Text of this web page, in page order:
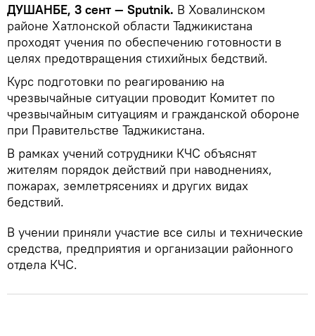
ДУШАНБЕ, 3 сент — Sputnik. В Ховалинском
районе Хатлонской области Таджикистана
проходят учения по обеспечению готовности в
целях предотвращения стихийных бедствий.
Курс подготовки по реагированию на
чрезвычайные ситуации проводит Комитет по
чрезвычайным ситуациям и гражданской обороне
при Правительстве Таджикистана.
В рамках учений сотрудники КЧС объяснят
жителям порядок действий при наводнениях,
пожарах, землетрясениях и других видах
бедствий.
В учении приняли участие все силы и технические
средства, предприятия и организации районного
отдела КЧС.